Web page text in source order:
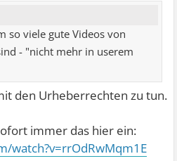
so viele gute Videos von
- "nicht mehr in userem
den Urheberrechten zu tun.
immer das hier ein:
watch?v=rrOdRwMqm1E